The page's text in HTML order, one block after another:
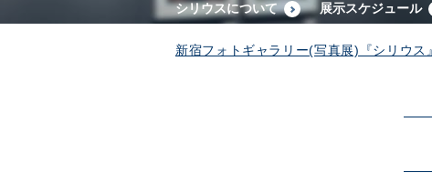
シリウスについて 展示スケジュール
新宿フォトギャラリー(写真展)『シリウス